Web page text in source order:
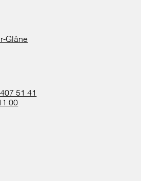
Glâne
51 41
00